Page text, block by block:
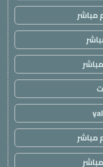
مباشر
مباشر